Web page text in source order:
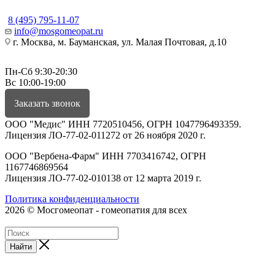
8 (495) 795-11-07
info@mosgomeopat.ru
г. Москва, м. Бауманская, ул. Малая Почтовая, д.10
Пн-Сб 9:30-20:30
Вс 10:00-19:00
Заказать звонок
ООО "Медис" ИНН 7720510456, ОГРН 1047796493359.
Лицензия ЛО-77-02-011272 от 26 ноября 2020 г.
ООО "Вербена-Фарм" ИНН 7703416742, ОГРН
1167746869564
Лицензия ЛО-77-02-010138 от 12 марта 2019 г.
Политика конфиденциальности
2026 © Мосгомеопат - гомеопатия для всех
Найти